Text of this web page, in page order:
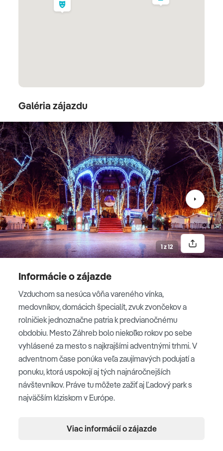
Samoborských „Kremšnite“, krémešoch, ktoré patria
ZÁHREB - SLOVENSKO
Raňajky. Odubytovanie a odchod na prehliadku
hlavného mesta Chorvátska -Záhrebu. Pozrieme si
Dolné mesto Gradec s veľkým trhom Dolac, ktorý
denne navštívi okolo 70 tisíc ľudí. Navštívime katedrálu
Nanebovzatia Panny Márie a sv. Štefana a Ladislava.
Prejdeme sa námestím Bána Jelačiča a lanovkou sa
dostaneme do Horného mesta Kaptol, kde sa
nachádza Markovo námestie s kostolom sv. Marka, ale
naskytne prekrásny výhľad na Záhreb. Po prehliadke
trhy. Adventný Záhreb je ideálnym miestom na
vianočné nákupy. Nachádzajú sa tu obchody so
značkovým oblečením i obchody s kvalitným tovarom
od chorvátskych dizajnérov za rozumné ceny. Návrat
v neskorých večerných hodinách cca o 23:00 h.
Záhreb
Galéria zájazdu
1 z 12
Informácie o zájazde
Vzduchom sa nesúca vôňa vareného vínka,
medovníkov, domácich špecialít, zvuk zvončekov a
rolničiek jednoznačne patria k predvianočnému
obdobiu. Mesto Záhreb bolo niekoľko rokov po sebe
vyhlásené za mesto s najkrajšími adventnými trhmi. V
adventnom čase ponúka veľa zaujímavých podujatí a
ponuku, ktorá uspokojí aj tých najnáročnejších
návštevníkov. Práve tu môžete zažiť aj Ľadový park s
najväčším klziskom v Európe.
Viac informácií o zájazde